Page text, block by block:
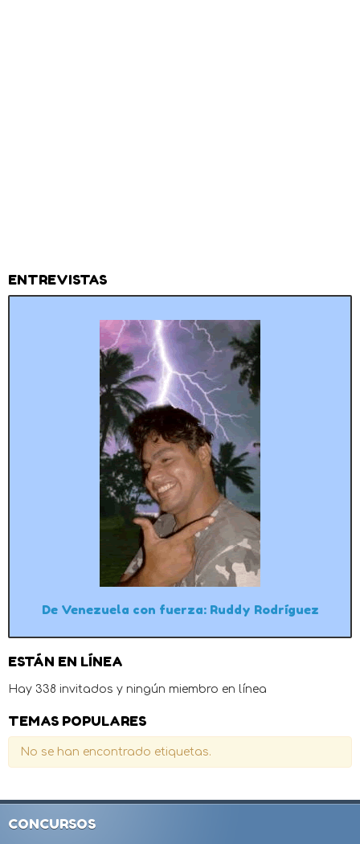
ENTREVISTAS
De Venezuela con fuerza: Ruddy Rodríguez
ESTÁN EN LÍNEA
Hay 338 invitados y ningún miembro en línea
TEMAS POPULARES
No se han encontrado etiquetas.
CONCURSOS